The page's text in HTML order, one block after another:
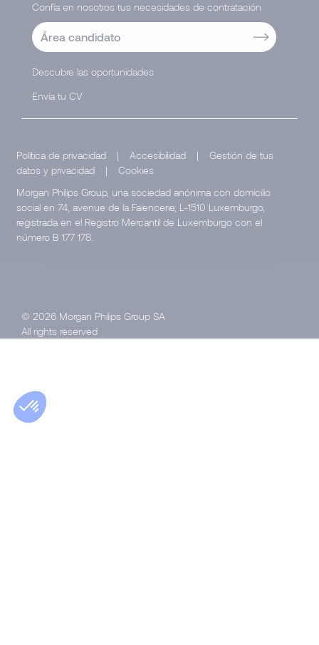
Confía en nosotros tus necesidades de contratación
Área candidato
Descubre las oportunidades
Envía tu CV
Política de privacidad | Accesibilidad |
Gestión de tus
datos y privacidad
|
Cookies
Morgan Philips Group, una sociedad anónima con domicilio
social en 74, avenue de la Faïencerie, L-1510 Luxemburgo,
registrada en el Registro Mercantil de Luxemburgo con el
número B 177 178.
© 2026 Morgan Philips Group SA
All rights reserved